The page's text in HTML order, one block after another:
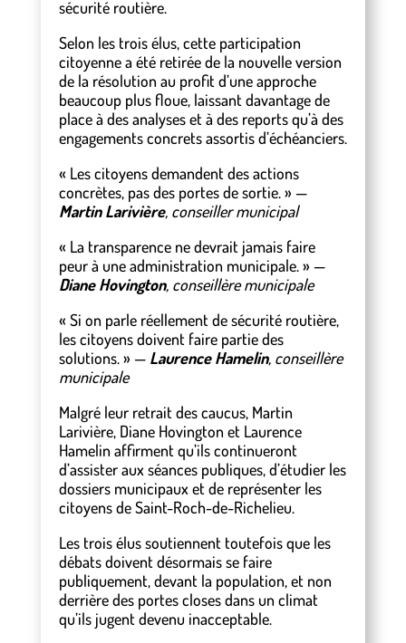
sécurité routière.
Selon les trois élus, cette participation
citoyenne a été retirée de la nouvelle version
de la résolution au profit d’une approche
beaucoup plus floue, laissant davantage de
place à des analyses et à des reports qu’à des
engagements concrets assortis d’échéanciers.
« Les citoyens demandent des actions
concrètes, pas des portes de sortie. » —
Martin Larivière, conseiller municipal
« La transparence ne devrait jamais faire
peur à une administration municipale. » —
Diane Hovington, conseillère municipale
« Si on parle réellement de sécurité routière,
les citoyens doivent faire partie des
solutions. » —Laurence Hamelin, conseillère
municipale
Malgré leur retrait des caucus, Martin
Larivière, Diane Hovington et Laurence
Hamelin affirment qu’ils continueront
d’assister aux séances publiques, d’étudier les
dossiers municipaux et de représenter les
citoyens de Saint-Roch-de-Richelieu.
Les trois élus soutiennent toutefois que les
débats doivent désormais se faire
publiquement, devant la population, et non
derrière des portes closes dans un climat
qu’ils jugent devenu inacceptable.